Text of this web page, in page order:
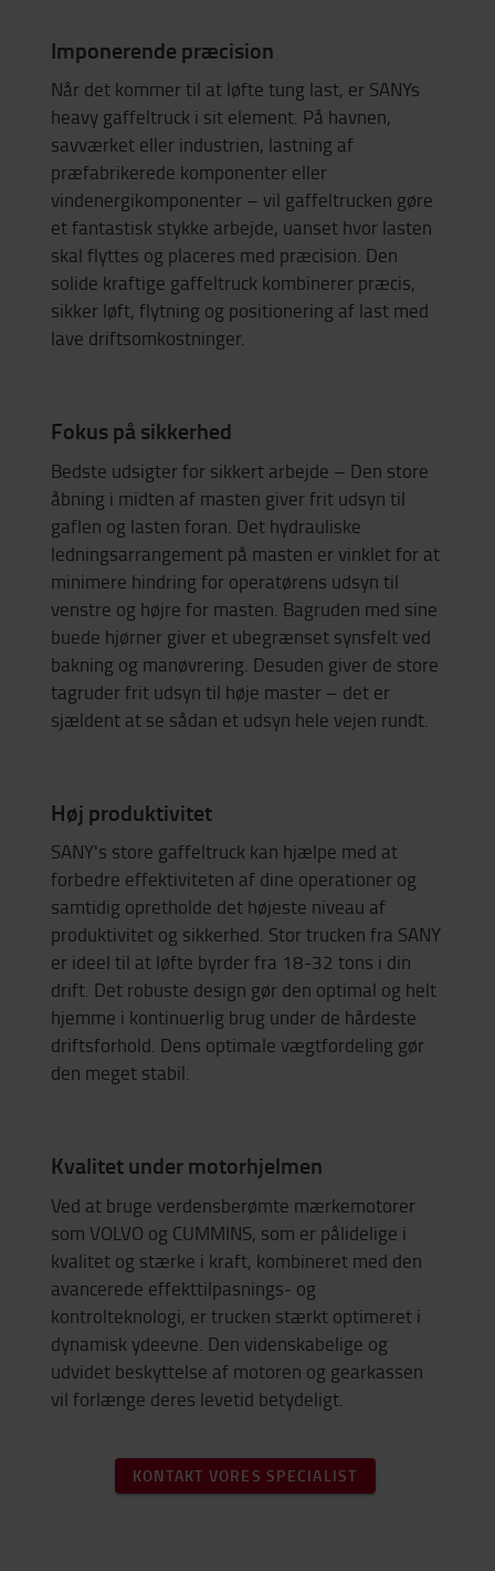
Imponerende præcision
Når det kommer til at løfte tung last, er SANYs
heavy gaffeltruck i sit element. På havnen,
savværket eller industrien, lastning af
præfabrikerede komponenter eller
vindenergikomponenter – vil gaffeltrucken gøre
et fantastisk stykke arbejde, uanset hvor lasten
skal flyttes og placeres med præcision. Den
solide kraftige gaffeltruck kombinerer præcis,
sikker løft, flytning og positionering af last med
lave driftsomkostninger.
Fokus på sikkerhed
Bedste udsigter for sikkert arbejde – Den store
åbning i midten af masten giver frit udsyn til
gaflen og lasten foran. Det hydrauliske
ledningsarrangement på masten er vinklet for at
minimere hindring for operatørens udsyn til
venstre og højre for masten. Bagruden med sine
buede hjørner giver et ubegrænset synsfelt ved
bakning og manøvrering. Desuden giver de store
tagruder frit udsyn til høje master – det er
sjældent at se sådan et udsyn hele vejen rundt.
Høj produktivitet
SANY's store gaffeltruck kan hjælpe med at
forbedre effektiviteten af dine operationer og
samtidig opretholde det højeste niveau af
produktivitet og sikkerhed. Stor trucken fra SANY
er ideel til at løfte byrder fra 18-32 tons i din
drift. Det robuste design gør den optimal og helt
hjemme i kontinuerlig brug under de hårdeste
driftsforhold. Dens optimale vægtfordeling gør
den meget stabil.
Kvalitet under motorhjelmen
Ved at bruge verdensberømte mærkemotorer
som VOLVO og CUMMINS, som er pålidelige i
kvalitet og stærke i kraft, kombineret med den
avancerede effekttilpasnings- og
kontrolteknologi, er trucken stærkt optimeret i
dynamisk ydeevne. Den videnskabelige og
udvidet beskyttelse af motoren og gearkassen
vil forlænge deres levetid betydeligt.
KONTAKT VORES SPECIALIST